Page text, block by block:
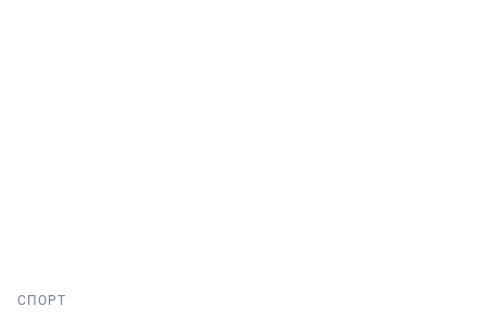
СПОРТ